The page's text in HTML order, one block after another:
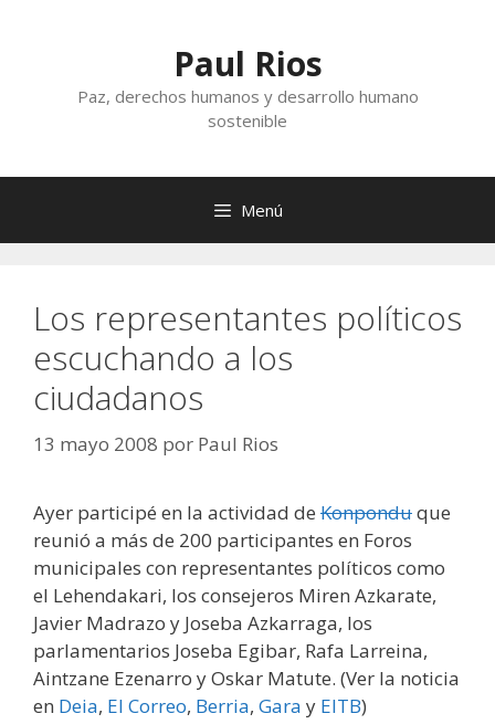
Paul Rios
Paz, derechos humanos y desarrollo humano
sostenible
Menú
Los representantes políticos
escuchando a los
ciudadanos
13 mayo 2008 por Paul Rios
Ayer participé en la actividad de Konponduque
reunió a más de 200 participantes en Foros
municipales con representantes políticos como
el Lehendakari, los consejeros Miren Azkarate,
Javier Madrazo y Joseba Azkarraga, los
parlamentarios Joseba Egibar, Rafa Larreina,
Aintzane Ezenarro y Oskar Matute. (Ver la noticia
en Deia, El Correo, Berria, Gara y EITB)